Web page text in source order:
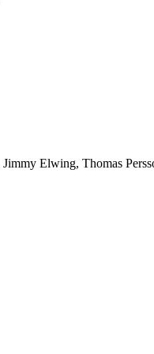
Elwing, Thomas